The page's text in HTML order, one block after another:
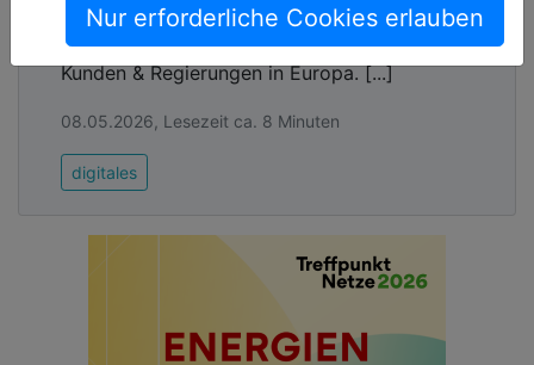
Nur erforderliche Cookies erlauben
Anton Carniaux, Chefjustiziar von Microsoft
France, schockierte Millionen Microsoft-
Kunden & Regierungen in Europa. [...]
08.05.2026, Lesezeit ca. 8 Minuten
digitales